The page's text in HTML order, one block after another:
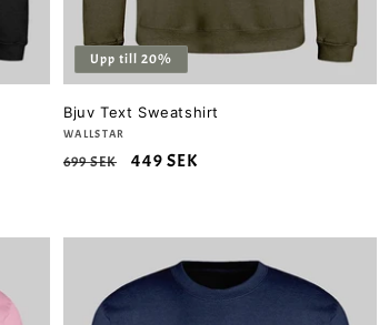
Upp till 20%
Bjuv Text Sweatshirt
Säljare:
WALLSTAR
Ordinarie
699 SEK Försäljningspris
449 SEK